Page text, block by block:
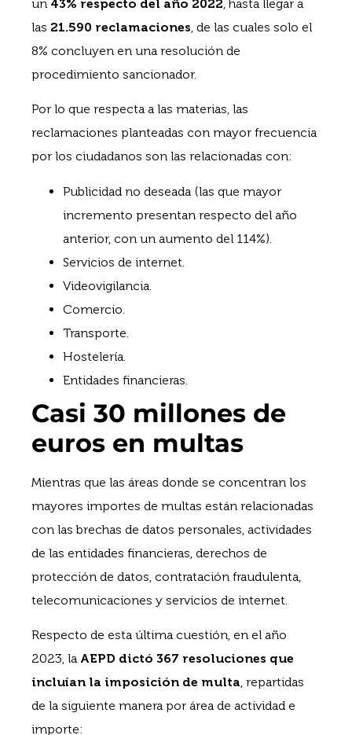
un 43% respecto del año 2022 , hasta llegar a
las 21.590 reclamaciones , de las cuales solo el
8% concluyen en una resolución de
procedimiento sancionador.
Por lo que respecta a las materias, las
reclamaciones planteadas con mayor frecuencia
por los ciudadanos son las relacionadas con:
Publicidad no deseada (las que mayor
incremento presentan respecto del año
anterior, con un aumento del 114%).
Servicios de internet.
Videovigilancia.
Comercio.
Transporte.
Hostelería.
Entidades financieras.
Casi 30 millones de
euros en multas
Mientras que las áreas donde se concentran los
mayores importes de multas están relacionadas
con las brechas de datos personales, actividades
de las entidades financieras, derechos de
protección de datos, contratación fraudulenta,
telecomunicaciones y servicios de internet.
Respecto de esta última cuestión, en el año
2023, la AEPD dictó 367 resoluciones que
incluían la imposición de multa, repartidas
de la siguiente manera por área de actividad e
importe: